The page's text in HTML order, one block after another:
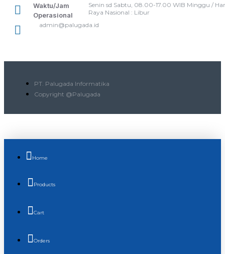
Waktu/Jam
Operasional
Senin sd Sabtu, 08.00-17.00 WIB Minggu /
Raya Nasional : Libur
admin@palugada.id
PT. Palugada Informatika
Copyright @Palugada
Home
Products
Cart
Orders